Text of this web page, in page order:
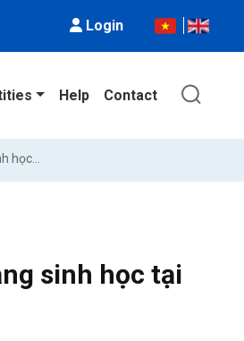
Login
Help Contact
sinh học tại